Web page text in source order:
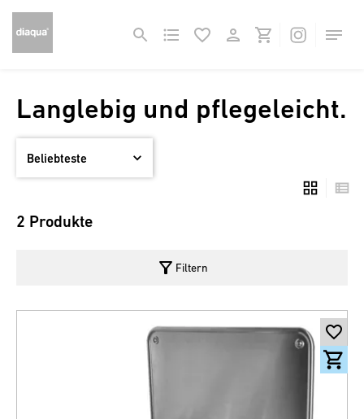
Langlebig und pflegeleicht.
2 Produkte
filter_alt Filtern